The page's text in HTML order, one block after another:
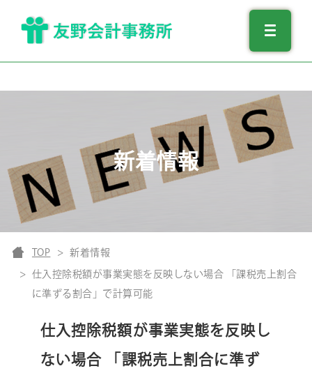
新着情報
TOP 新着情報
仕入控除税額が事業実態を反映しない場合 「課税売上割合
に準ずる割合」で計算可能
仕入控除税額が事業実態を反映し
ない場合 「課税売上割合に準ず